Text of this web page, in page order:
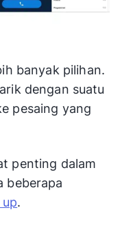
banyak pilihan.
dengan suatu
pesaing yang
penting dalam
beberapa
.